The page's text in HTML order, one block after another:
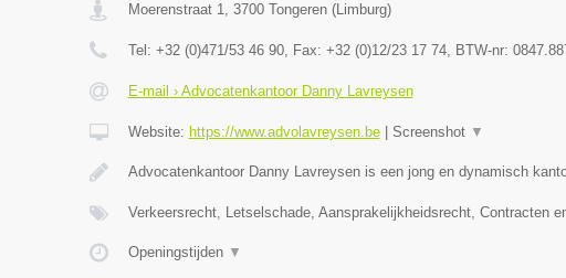
Moerenstraat 1, 3700 Tongeren(Limburg)
Tel: +32 (0)471/53 46 90, Fax: +32 (0)12/23 17 74, BTW-nr:
E-mail › Advocatenkantoor Danny Lavreysen
Website: https://www.advolavreysen.be| Screenshot ▼
Advocatenkantoor Danny Lavreysen is een jong en dynamisch
Verkeersrecht, Letselschade, Aansprakelijkheidsrecht, Contracten
Openingstijden ▼